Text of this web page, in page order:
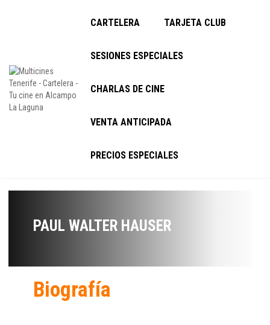
CARTELERA TARJETA CLUB
SESIONES ESPECIALES
CHARLAS DE CINE
VENTA ANTICIPADA
PRECIOS ESPECIALES
PAUL WALTER HAUSER
Biografía